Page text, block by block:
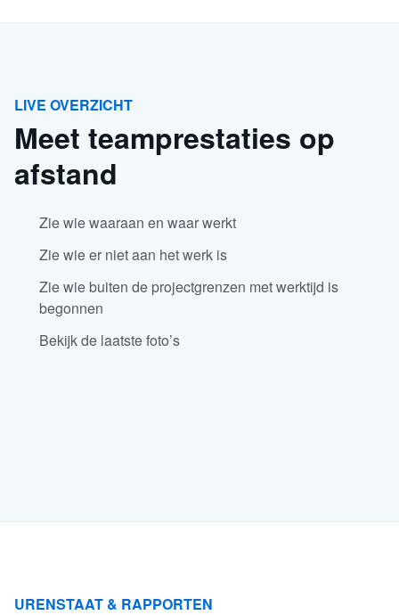
LIVE OVERZICHT
Meet teamprestaties op
afstand
Zie wie waaraan en waar werkt
Zie wie er niet aan het werk is
Zie wie buiten de projectgrenzen met werktijd is
begonnen
Bekijk de laatste foto’s
URENSTAAT & RAPPORTEN